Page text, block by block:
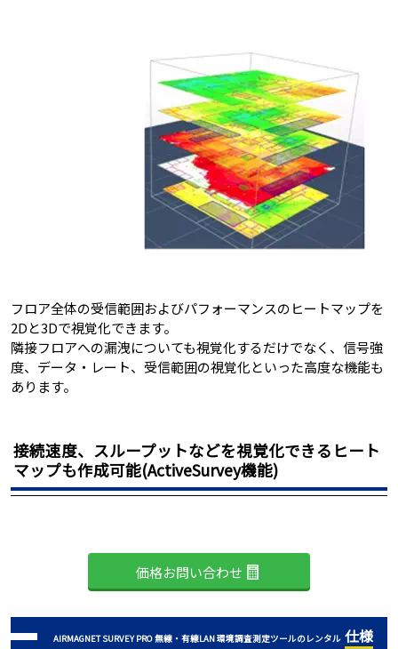
フロア全体の受信範囲およびパフォーマンスのヒートマップを
2Dと3Dで視覚化できます。
隣接フロアへの漏洩についても視覚化するだけでなく、信号強
度、データ・レート、受信範囲の視覚化といった高度な機能も
あります。
接続速度、スループットなどを視覚化できるヒート
マップも作成可能(ActiveSurvey機能)
価格お問い合わせ
AIRMAGNET SURVEY PRO 無線・有線LAN 環境調査測定ツールのレンタル 仕様